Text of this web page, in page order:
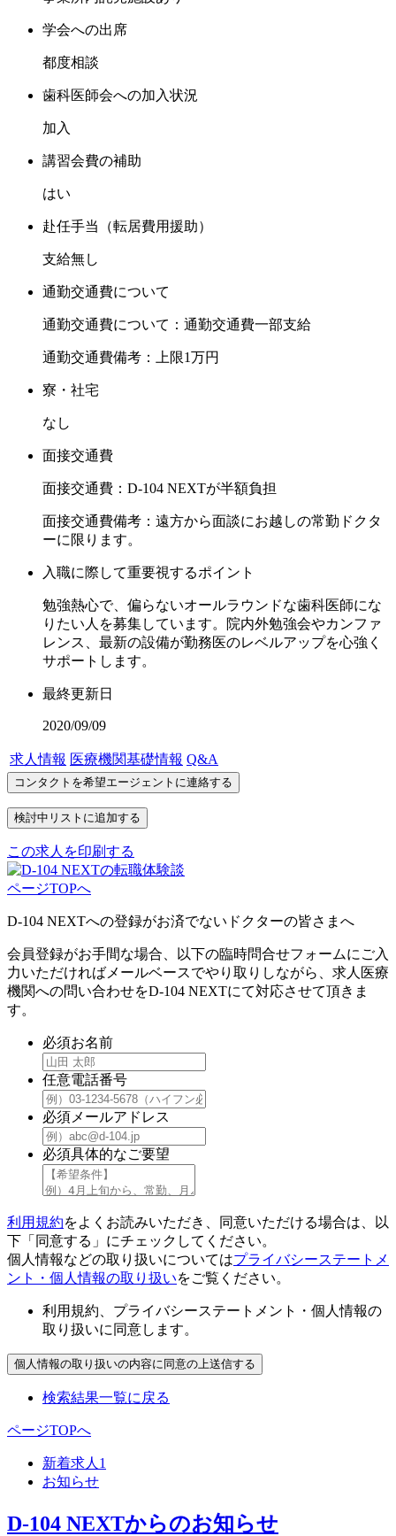
学会への出席
都度相談
歯科医師会への加入状況
加入
講習会費の補助
はい
赴任手当（転居費用援助）
支給無し
通勤交通費について
通勤交通費について：通勤交通費一部支給
通勤交通費備考：上限1万円
寮・社宅
なし
面接交通費
面接交通費：D-104 NEXTが半額負担
面接交通費備考：遠方から面談にお越しの常勤ドクタ
ーに限ります。
入職に際して重要視するポイント
勉強熱心で、偏らないオールラウンドな歯科医師にな
りたい人を募集しています。院内外勉強会やカンファ
レンス、最新の設備が勤務医のレベルアップを心強く
サポートします。
最終更新日
2020/09/09
求人情報 医療機関基礎情報 Q&A
この求人を印刷する
ページTOPへ
D-104 NEXTへの登録がお済でないドクターの皆さまへ
会員登録がお手間な場合、以下の臨時問合せフォームにご入
力いただければメールベースでやり取りしながら、求人医療
機関への問い合わせをD-104 NEXTにて対応させて頂きま
す。
必須お名前
任意電話番号
必須 メールアドレス
必須具体的なご要望
利用規約をよくお読みいただき、同意いただける場合は、以
下「同意する」にチェックしてください。
個人情報などの取り扱いについてはプライバシーステートメ
ント・個人情報の取り扱いをご覧ください。
利用規約、プライバシーステートメント・個人情報の
取り扱いに同意します。
検索結果一覧に戻る
ページTOPへ
新着求人 1
お知らせ
D-104 NEXTからのお知らせ